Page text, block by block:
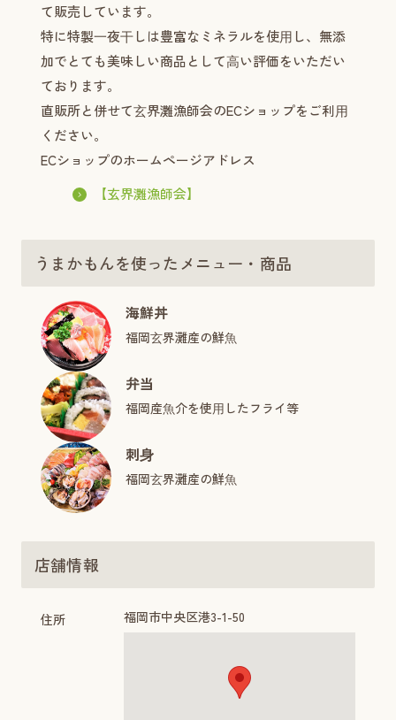
て販売しています。
特に特製⼀夜⼲しは豊富なミネラルを使⽤し、無添
加でとても美味しい商品として⾼い評価をいただい
ております。
直販所と併せて⽞界灘漁師会のECショップをご利⽤
ください。
ECショップのホームページアドレス
【玄界灘漁師会】
うまかもんを使ったメニュー・商品
海鮮丼
福岡⽞界灘産の鮮⿂
弁当
福岡産⿂介を使⽤したフライ等
刺⾝
福岡⽞界灘産の鮮⿂
店舗情報
住所 福岡市中央区港3-1-50